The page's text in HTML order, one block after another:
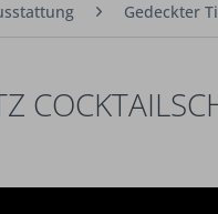
Gedeckter